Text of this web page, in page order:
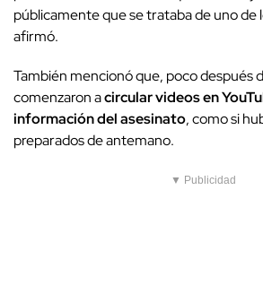
públicamente que se trataba de uno de
afirmó.
También mencionó que, poco después
comenzaron acircular videos en
información del asesinato, como si
preparados de antemano.
▼ Publicidad